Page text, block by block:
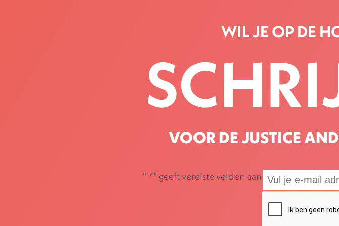
WIL JE OP DE
VOOR DE JUSTICE
" *" geeft vereiste velden aan